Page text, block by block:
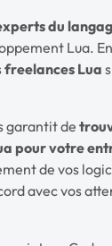
du
Lua.
freelances Lua
garantit de
pour votre
de vos
avec vos